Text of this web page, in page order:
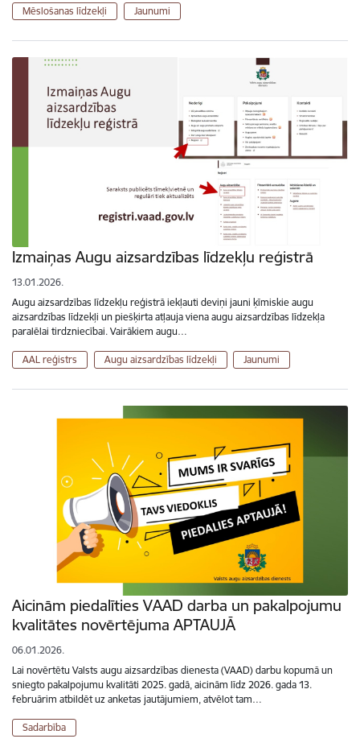
Mēslošanas līdzekļi Jaunumi
Izmaiņas Augu aizsardzības līdzekļu reģistrā
13.01.2026.
Augu aizsardzības līdzekļu reģistrā iekļauti deviņi jauni ķīmiskie augu
aizsardzības līdzekļi un piešķirta atļauja viena augu aizsardzības līdzekļa
paralēlai tirdzniecībai. Vairākiem augu…
AAL reģistrs Augu aizsardzības līdzekļi Jaunumi
Aicinām piedalīties VAAD darba un pakalpojumu
kvalitātes novērtējuma APTAUJĀ
06.01.2026.
Lai novērtētu Valsts augu aizsardzības dienesta (VAAD) darbu kopumā un
sniegto pakalpojumu kvalitāti 2025. gadā, aicinām līdz 2026. gada 13.
februārim atbildēt uz anketas jautājumiem, atvēlot tam…
Sadarbība